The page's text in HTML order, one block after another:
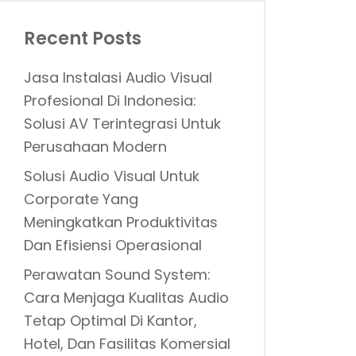
Recent Posts
Jasa Instalasi Audio Visual
Profesional Di Indonesia:
Solusi AV Terintegrasi Untuk
Perusahaan Modern
Solusi Audio Visual Untuk
Corporate Yang
Meningkatkan Produktivitas
Dan Efisiensi Operasional
Perawatan Sound System:
Cara Menjaga Kualitas Audio
Tetap Optimal Di Kantor,
Hotel, Dan Fasilitas Komersial